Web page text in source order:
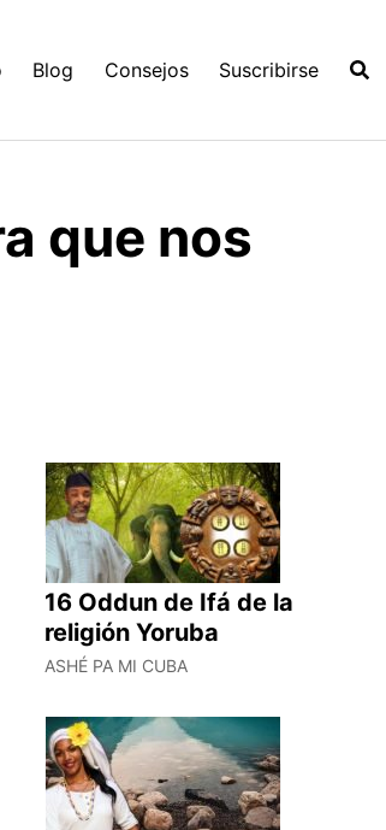
Blog Consejos Suscribirse
que nos
16 Oddun de Ifá de la
religión Yoruba
ASHÉ PA MI CUBA